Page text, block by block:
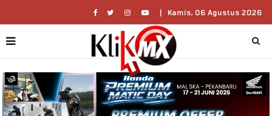
| Kamis, 06 Agustus 2026